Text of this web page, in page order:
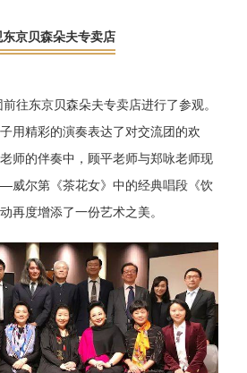
京贝森朵夫专卖店
往东京贝森朵夫专卖店进行了参观。
用精彩的演奏表达了对交流团的欢
师的伴奏中，顾平老师与郑咏老师现
尔第《茶花女》中的经典唱段《饮
再度增添了一份艺术之美。